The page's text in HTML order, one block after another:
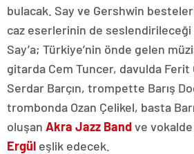
bulacak. Say ve Gershwin
caz eserlerinin de seslendirileceği
Say’a; Türkiye’nin önde gelen
gitarda Cem Tuncer, davulda Ferit
Serdar Barçın, trompette Barış
trombonda Ozan Çelikel, basta
oluşan Akra Jazz Bandve
Ergül eşlik edecek.